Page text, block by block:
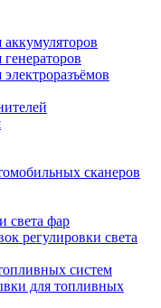
сканеров
света фар
регулировки света
систем
для топливных